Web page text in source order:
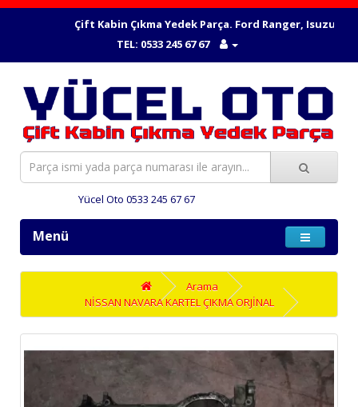
Çift Kabin Çıkma Yedek Parça. Ford Ranger, Isuzu
TEL: 0533 245 67 67
Yücel Oto 0533 245 67 67
Menü
Arama
NİSSAN NAVARA KARTEL ÇIKMA ORJİNAL